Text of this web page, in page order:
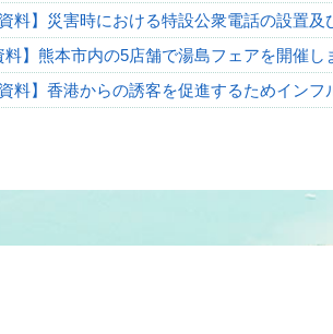
資料】災害時における特設公衆電話の設置
料】熊本市内の5店舗で湯島フェアを開催し
資料】香港からの誘客を促進するためイン